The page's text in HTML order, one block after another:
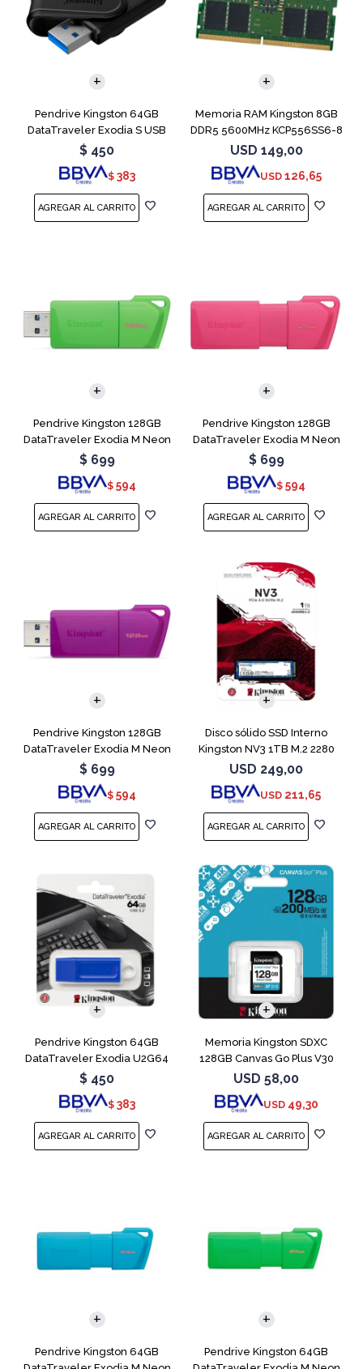
Pendrive Kingston 64GB
DataTraveler Exodia S USB
3.2
$ 450
$ 383
Memoria RAM Kingston 8GB
DDR5 5600MHz KCP556SS6-8
SODIMM
USD 149,00
USD 126,65
Pendrive Kingston 128GB
DataTraveler Exodia M Neon
Green
$ 699
$ 594
Pendrive Kingston 128GB
DataTraveler Exodia M Neon
Pink
$ 699
$ 594
Pendrive Kingston 128GB
DataTraveler Exodia M Neon
Purple
$ 699
$ 594
Disco sólido SSD Interno
Kingston NV3 1TB M.2 2280
NVMe PCIe
USD 249,00
USD 211,65
Pendrive Kingston 64GB
DataTraveler Exodia U2G64
Blue
$ 450
$ 383
Memoria Kingston SDXC
128GB Canvas Go Plus V30
USD 58,00
USD 49,30
Pendrive Kingston 64GB
Pendrive Kingston 64GB